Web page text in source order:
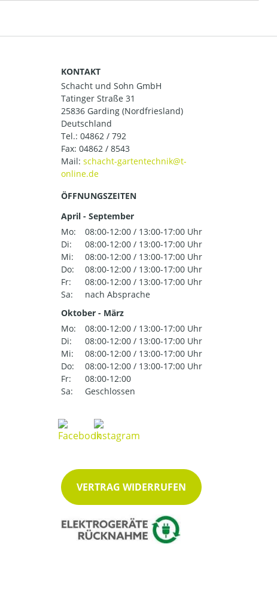
KONTAKT
Schacht und Sohn GmbH
Tatinger Straße 31
25836 Garding (Nordfriesland)
Deutschland
Tel.: 04862 / 792
Fax: 04862 / 8543
Mail:
ÖFFNUNGSZEITEN
April - September
Mo:
08:00-12:00 / 13:00-17:00 Uhr
Di:
08:00-12:00 / 13:00-17:00 Uhr
Mi:
08:00-12:00 / 13:00-17:00 Uhr
Do:
08:00-12:00 / 13:00-17:00 Uhr
Fr:
08:00-12:00 / 13:00-17:00 Uhr
Sa:
nach Absprache
Oktober - März
Mo:
08:00-12:00 / 13:00-17:00 Uhr
Di:
08:00-12:00 / 13:00-17:00 Uhr
Mi:
08:00-12:00 / 13:00-17:00 Uhr
Do:
08:00-12:00 / 13:00-17:00 Uhr
Fr:
08:00-12:00
Sa:
Geschlossen
VERTRAG WIDERRUFEN